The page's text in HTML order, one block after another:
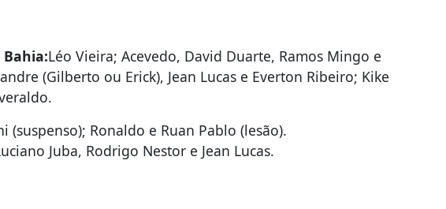
Bahia:Léo Vieira; Acevedo, David Duarte, Ramos Mingo e
(Gilberto ou Erick), Jean Lucas e Everton Ribeiro; Kike
(suspenso); Ronaldo e Ruan Pablo (lesão).
Juba, Rodrigo Nestor e Jean Lucas.